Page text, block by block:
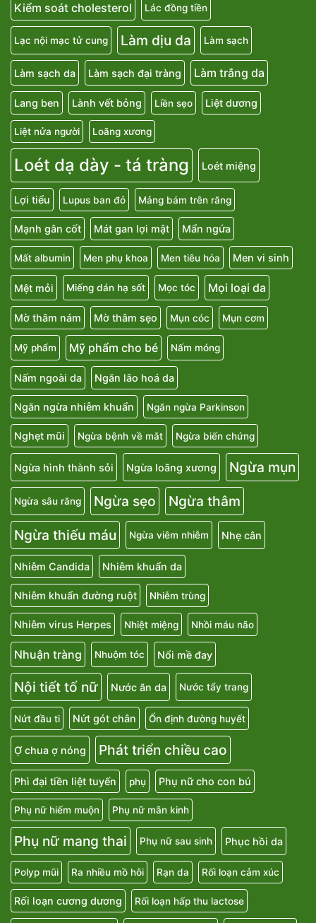
Kiểm soát cholesterol Lác đồng tiền
Lạc nội mạc tử cung Làm dịu da Làm sạch
Làm sạch da Làm sạch đại tràng Làm trắng da
Lang ben Lành vết bỏng Liền sẹo Liệt dương
Liệt nửa người Loãng xương
Loét dạ dày - tá tràng Loét miệng
Lợi tiểu Lupus ban đỏ Mảng bám trên răng
Mạnh gân cốt Mát gan lợi mật Mẩn ngứa
Mất albumin Men phụ khoa Men tiêu hóa Men vi sinh
Mệt mỏi Miếng dán hạ sốt Mọc tóc Mọi loại da
Mờ thâm nám Mờ thâm sẹo Mụn cóc Mụn cơm
Mỹ phẩm Mỹ phẩm cho bé Nấm móng
Nấm ngoài da Ngăn lão hoá da
Ngăn ngừa nhiễm khuẩn Ngăn ngừa Parkinson
Nghẹt mũi Ngừa bệnh về mắt Ngừa biến chứng
Ngừa hình thành sỏi Ngừa loãng xương Ngừa mụn
Ngừa sâu răng Ngừa sẹo
Ngừa thâm
Ngừa thiếu máu
Ngừa viêm nhiễm Nhẹ cân
Nhiễm Candida Nhiễm khuẩn da
Nhiễm khuẩn đường ruột Nhiễm trùng
Nhiễm virus Herpes Nhiệt miệng Nhồi máu não
Nhuận tràng Nhuộm tóc Nổi mề đay
Nội tiết tố nữ Nước ăn da Nước tẩy trang
Nứt đầu ti Nứt gót chân Ổn định đường huyết
Ợ chua ợ nóng Phát triển chiều cao
Phì đại tiền liệt tuyến phụ Phụ nữ cho con bú
Phụ nữ hiếm muộn Phụ nữ mãn kinh
Phụ nữ mang thai Phụ nữ sau sinh Phục hồi da
Polyp mũi Ra nhiều mồ hôi Rạn da Rối loạn cảm xúc
Rối loạn cương dương Rối loạn hấp thu lactose